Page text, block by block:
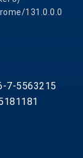
131.0.0.0
7-5563215